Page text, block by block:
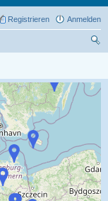
Anmelden
Registrieren